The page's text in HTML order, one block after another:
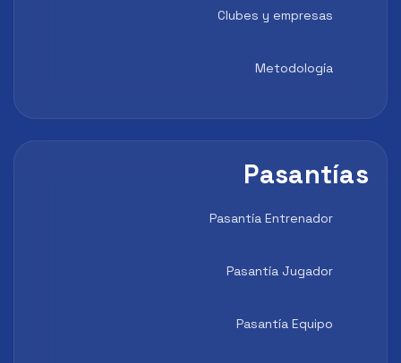
Clubes y empresas
Metodología
Pasantías
Pasantía Entrenador
Pasantía Jugador
Pasantía Equipo